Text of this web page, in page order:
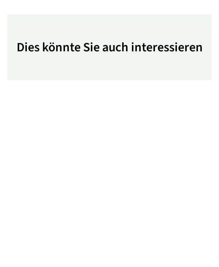
Dies könnte Sie auch interessieren